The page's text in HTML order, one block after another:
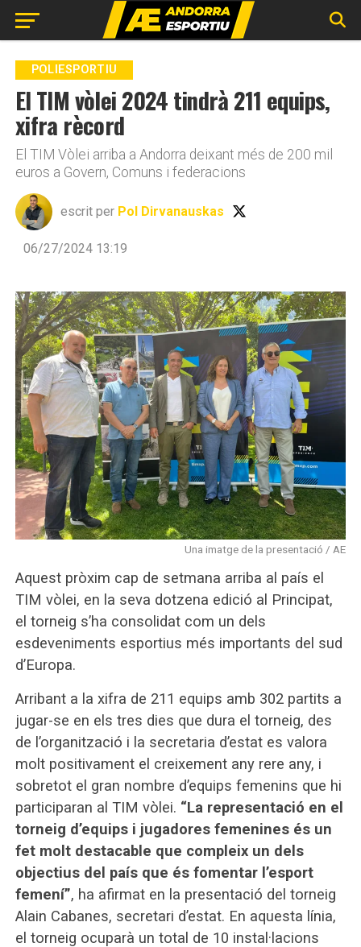
POLIESPORTIU
El TIM vòlei 2024 tindrà 211 equips,
xifra rècord
El TIM Vòlei arriba a Andorra deixant més de 200 mil
euros a Govern, Comuns i federacions
escrit per Pol Dirvanauskas
06/27/2024 13:19
Una imatge de la presentació / AE
Aquest pròxim cap de setmana arriba al país el
TIM vòlei, en la seva dotzena edició al Principat,
el torneig s’ha consolidat com un dels
esdeveniments esportius més importants del sud
d’Europa.
Arribant a la xifra de 211 equips amb 302 partits a
jugar-se en els tres dies que dura el torneig, des
de l’organització i la secretaria d’estat es valora
molt positivament el creixement any rere any, i
sobretot el gran nombre d’equips femenins que hi
participaran al TIM vòlei. “La representació en el
torneig d’equips i jugadores femenines és un
fet molt destacable que compleix un dels
objectius del país que és fomentar l’esport
femení”, ha afirmat en la presentació del torneig
Alain Cabanes, secretari d’estat. En aquesta línia,
el torneig ocuparà un total de 10 instal·lacions
Go to mobile version